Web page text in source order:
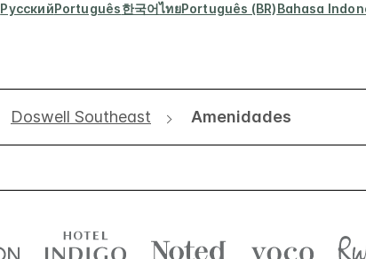
РусскийPortuguês한국어ไทยPortuguês (BR)Bahasa
Doswell Southeast Amenidades